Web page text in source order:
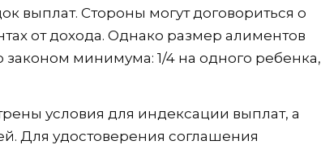
выплат. Стороны могут договориться о
от дохода. Однако размер алиментов
минимума: 1/4 на одного ребенка,
условия для индексации выплат, а
Для удостоверения соглашения